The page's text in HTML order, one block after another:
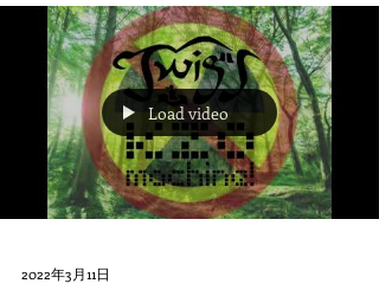
Load video
2022年3月11日